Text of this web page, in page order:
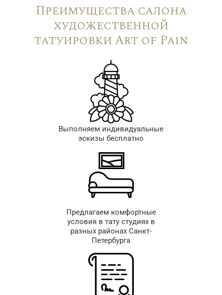
Преимущества салона
художественной
татуировки Art of Pain
Выполняем индивидуальные
эскизы бесплатно
Предлагаем комфортные
условия в тату студиях в
разных районах Санкт-
Петербурга